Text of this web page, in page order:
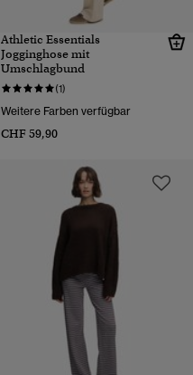
Athletic Essentials
Jogginghose mit
Umschlagbund
(1)
Weitere Farben verfügbar
CHF 59,90